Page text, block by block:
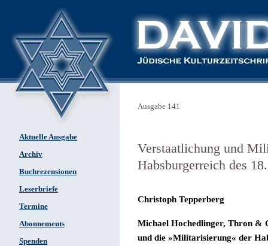
Aktuelle Ausgabe
Archiv
Buchrezensionen
Leserbriefe
Termine
Abonnements
Spenden
Ausgabe 141
Verstaatlichung und
Habsburgerreich des
Christoph Tepperberg
Michael Hochedlinger, Thron &
und die »Militarisierung« der